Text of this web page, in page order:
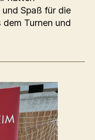
und Spaß für die
dem Turnen und